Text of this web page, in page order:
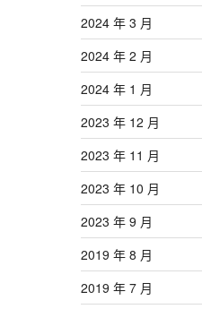
2024 年 3 月
2024 年 2 月
2024 年 1 月
2023 年 12 月
2023 年 11 月
2023 年 10 月
2023 年 9 月
2019 年 8 月
2019 年 7 月